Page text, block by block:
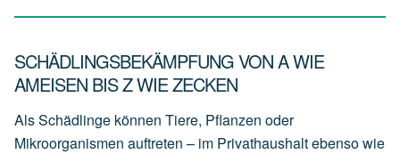
SCHÄDLINGSBEKÄMPFUNG VON A WIE
AMEISEN BIS Z WIE ZECKEN
Als Schädlinge können Tiere, Pflanzen oder
Mikroorganismen auftreten – im Privathaushalt ebenso wie